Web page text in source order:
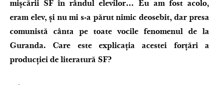
mișcării SF în rândul elevilor… Eu am fost acolo,
eram elev, și nu mi s-a părut nimic deosebit, dar presa
comunistă cânta pe toate vocile fenomenul de la
Guranda. Care este explicația acestei forțări a
producției de literatură SF?